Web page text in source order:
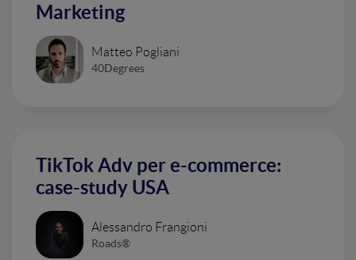
Marketing
Matteo Pogliani
40Degrees
TikTok Adv per e-commerce:
case-study USA
Alessandro Frangioni
Roads®